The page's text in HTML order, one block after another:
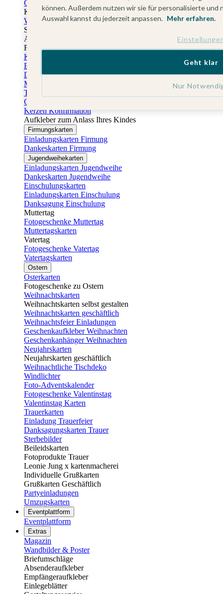
Gästebuch Taufe
Kartenbox Taufe
Willkommensschilder Taufe
Sticker Taufe
Absenderaufkleber Taufe
Fotobuch Taufe
Konfirmationskarten
Einladungskarten Konfirmation
Danksagung Konfirmation
Menükarten Konfirmation
Tischkarten Konfirmation
Gästebuch Konfirmation
Kerzen Konfirmation
Aufkleber zum Anlass Ihres Kindes
Firmungskarten
Einladungskarten Firmung
Dankeskarten Firmung
Jugendweihekarten
Einladungskarten Jugendweihe
Dankeskarten Jugendweihe
Einschulungskarten
Einladungskarten Einschulung
Danksagung Einschulung
Muttertag
Fotogeschenke Muttertag
Muttertagskarten
Vatertag
Fotogeschenke Vatertag
Vatertagskarten
Ostern
Osterkarten
Fotogeschenke zu Ostern
Weihnachtskarten
Weihnachtskarten selbst gestalten
Weihnachtskarten geschäftlich
Weihnachtsfeier Einladungen
Geschenkaufkleber Weihnachten
Geschenkanhänger Weihnachten
Neujahrskarten
Neujahrskarten geschäftlich
Weihnachtliche Tischdeko
Windlichter
Foto-Adventskalender
Fotogeschenke Valentinstag
Valentinstag Karten
Trauerkarten
Einladung Trauerfeier
Danksagungskarten Trauer
Sterbebilder
Beileidskarten
Fotoprodukte Trauer
Leonie Jung x kartenmacherei
Individuelle Grußkarten
Grußkarten Geschäftlich
Partyeinladungen
Umzugskarten
Eventplattform
Eventplattform
Extras
Magazin
Wandbilder & Poster
Briefumschläge
Absenderaufkleber
Empfängeraufkleber
Einlegeblätter
können. Außerdem nutzen wir sie für personalisierte
Auswahl kannst du jederzeit anpassen. Mehr erfahren.
Nur
Geht klar